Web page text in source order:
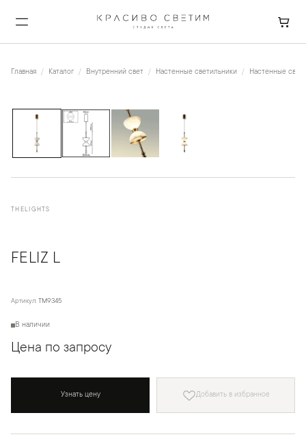
Главная Каталог Внутренний свет Настенные светильники Настенные
THELIGHTS
FELIZ L
Артикул: TM9345
В наличии
Цена по запросу
Узнать цену Добавить в избранное